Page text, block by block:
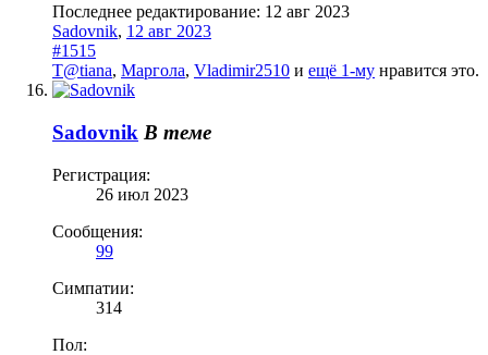
Последнее редактирование: 12 авг 2023
Sadovnik, 12 авг 2023
#1515
T@tiana, Маргола, Vladimir2510 и ещё 1-му нравится это.
Sadovnik В теме
Регистрация:
26 июл 2023
Сообщения:
99
Симпатии:
314
Пол: